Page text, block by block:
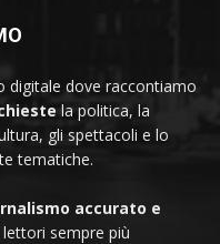
digitale dove raccontiamo
la politica, la
gli spettacoli e lo
tematiche.
accurato e
sempre più